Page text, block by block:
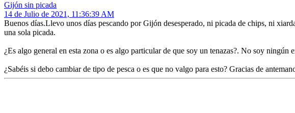
Gijón sin picada
14 de Julio de 2021, 11:36:39 AM
Buenos días.Llevo unos días pescando por Gijón desesperado, ni picada de chips, ni
una sola picada.
¿Es algo general en esta zona o es algo particular de que soy un tenazas?. No soy
¿Sabéis si debo cambiar de tipo de pesca o es que no valgo para esto? Gracias de